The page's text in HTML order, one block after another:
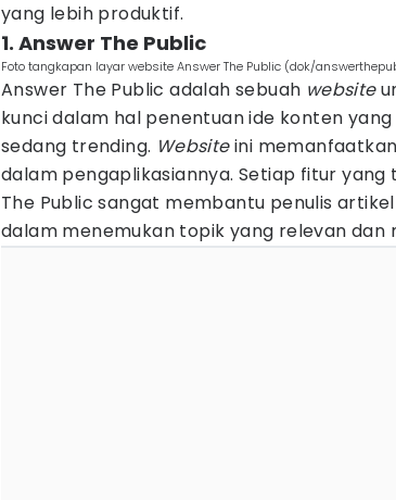
yang lebih produktif.
1. Answer The Public
Foto tangkapan layar website Answer The Public (dok/
Answer The Public adalah sebuah website
kunci dalam hal penentuan ide konten
sedang trending. Websiteini
dalam pengaplikasiannya. Setiap fitur yang
The Public sangat membantu penulis
dalam menemukan topik yang relevan dan